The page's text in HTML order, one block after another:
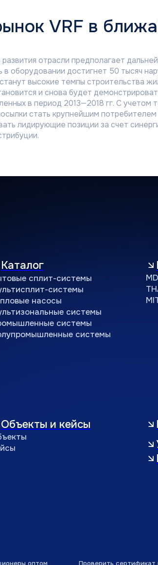
VRF в
развития отрасли предполагает
в оборудовании достигнет 50 тысяч
высокие темпы строительства
и снова будет
в период 2013—2018 гг. С
стать крупнейшим
лидирующие позиции за счет
сплит-системы
системы
насосы
Бренды
MDV
B2B